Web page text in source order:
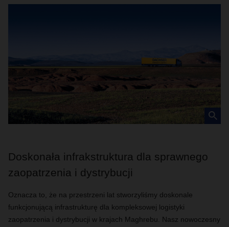
Doskonała infrakstruktura dla sprawnego
zaopatrzenia i dystrybucji
Oznacza to, że na przestrzeni lat stworzyliśmy doskonale
funkcjonującą infrastrukturę dla kompleksowej logistyki
zaopatrzenia i dystrybucji w krajach Maghrebu. Nasz nowoczesny